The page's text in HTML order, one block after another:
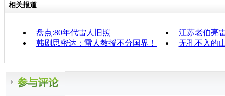
相关报道
盘点:80年代雷人旧照
江苏老伯亮
韩剧思密达：雷人教授不分国界！
无孔不入的